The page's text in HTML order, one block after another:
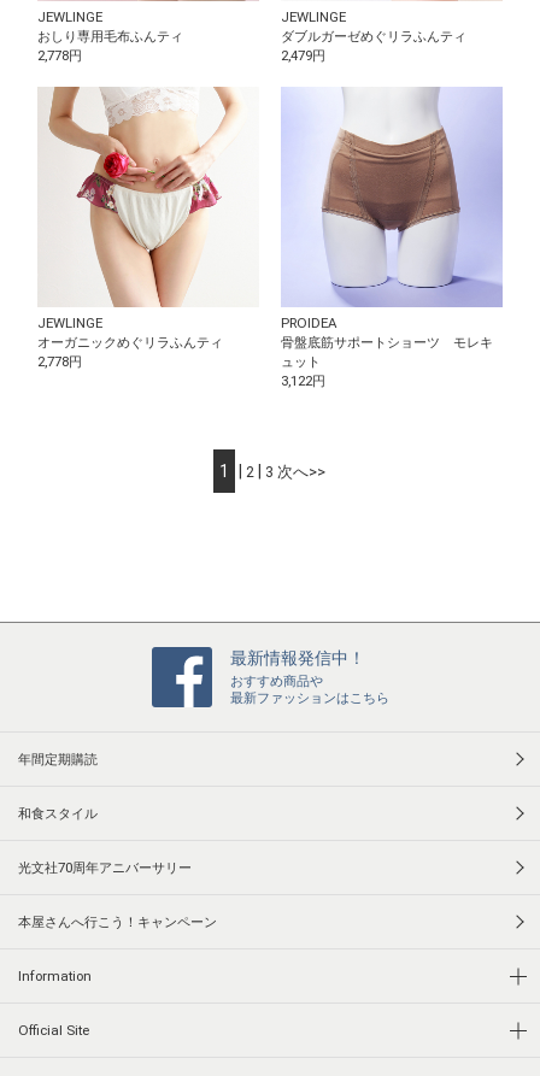
JEWLINGE
おしり専用毛布ふんティ
2,778円
JEWLINGE
ダブルガーゼめぐリラふんティ
2,479円
JEWLINGE
オーガニックめぐリラふんティ
2,778円
PROIDEA
骨盤底筋サポートショーツ モレキ
ュット
3,122円
1 |2 3 次へ>>
最新情報発信中！
おすすめ商品や
最新ファッションはこちら
年間定期購読
和食スタイル
光文社70周年アニバーサリー
本屋さんへ行こう！キャンペーン
Information
Official Site